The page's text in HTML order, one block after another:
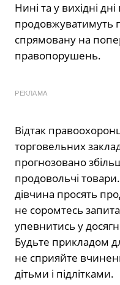
Нині та у вихідні
продовжуватимуть
спрямовану на
правопорушень.
РЕКЛАМА
Відтак
торговельних
прогнозовано
продовольчі
дівчина просять
не соромтесь
упевнитись у
Будьте прикладом
не сприяйте
дітьми і підлітками.